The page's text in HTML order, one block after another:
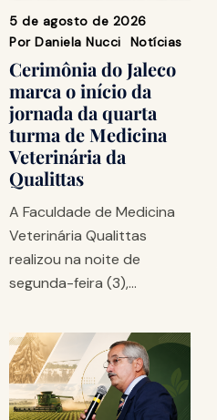
5 de agosto de 2026
Por Daniela Nucci Notícias
Cerimônia do Jaleco
marca o início da
jornada da quarta
turma de Medicina
Veterinária da
Qualittas
A Faculdade de Medicina
Veterinária Qualittas
realizou na noite de
segunda-feira (3),…